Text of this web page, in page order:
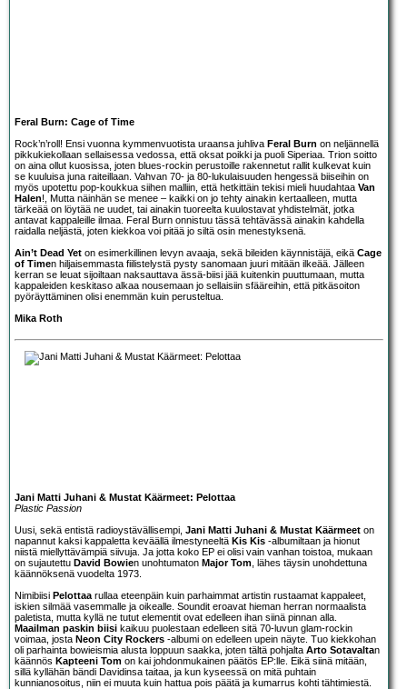
Feral Burn: Cage of Time
Rock’n’roll! Ensi vuonna kymmenvuotista uraansa juhliva Feral Burn on neljännellä
pikkukiekollaan sellaisessa vedossa, että oksat poikki ja puoli Siperiaa. Trion soitto
on aina ollut kuosissa, joten blues-rockin perustoille rakennetut rallit kulkevat kuin
se kuuluisa juna raiteillaan. Vahvan 70- ja 80-lukulaisuuden hengessä biiseihin on
myös upotettu pop-koukkua siihen malliin, että hetkittäin tekisi mieli huudahtaa Van
Halen!, Mutta näinhän se menee – kaikki on jo tehty ainakin kertaalleen, mutta
tärkeää on löytää ne uudet, tai ainakin tuoreelta kuulostavat yhdistelmät, jotka
antavat kappaleille ilmaa. Feral Burn onnistuu tässä tehtävässä ainakin kahdella
raidalla neljästä, joten kiekkoa voi pitää jo siltä osin menestyksenä.
Ain’t Dead Yet on esimerkillinen levyn avaaja, sekä bileiden käynnistäjä, eikä Cage
of Timen hiljaisemmasta fiilistelystä pysty sanomaan juuri mitään ilkeää. Jälleen
kerran se leuat sijoiltaan naksauttava ässä-biisi jää kuitenkin puuttumaan, mutta
kappaleiden keskitaso alkaa nousemaan jo sellaisiin sfääreihin, että pitkäsoiton
pyöräyttäminen olisi enemmän kuin perusteltua.
Mika Roth
Jani Matti Juhani & Mustat Käärmeet: Pelottaa
Plastic Passion
Uusi, sekä entistä radioystävällisempi, Jani Matti Juhani & Mustat Käärmeet on
napannut kaksi kappaletta keväällä ilmestyneeltä Kis Kis -albumiltaan ja hionut
niistä miellyttävämpiä siivuja. Ja jotta koko EP ei olisi vain vanhan toistoa, mukaan
on sujautettu David Bowien unohtumaton Major Tom , lähes täysin unohdettuna
käännöksenä vuodelta 1973.
Nimibiisi Pelottaa rullaa eteenpäin kuin parhaimmat artistin rustaamat kappaleet,
iskien silmää vasemmalle ja oikealle. Soundit eroavat hieman herran normaalista
paletista, mutta kyllä ne tutut elementit ovat edelleen ihan siinä pinnan alla.
Maailman paskin biisi kaikuu puolestaan edelleen sitä 70-luvun glam-rockin
voimaa, josta Neon City Rockers -albumi on edelleen upein näyte. Tuo kiekkohan
oli parhainta bowieismia alusta loppuun saakka, joten tältä pohjalta Arto Sotavaltan
käännös Kapteeni Tom on kai johdonmukainen päätös EP:lle. Eikä siinä mitään,
sillä kyllähän bändi Davidinsa taitaa, ja kun kyseessä on mitä puhtain
kunnianosoitus, niin ei muuta kuin hattua pois päätä ja kumarrus kohti tähtimiestä.